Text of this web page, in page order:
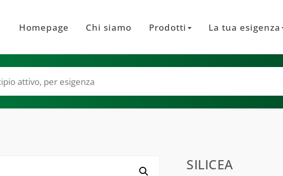
Homepage Chi siamo Prodotti La tua esigenza
SILICEA